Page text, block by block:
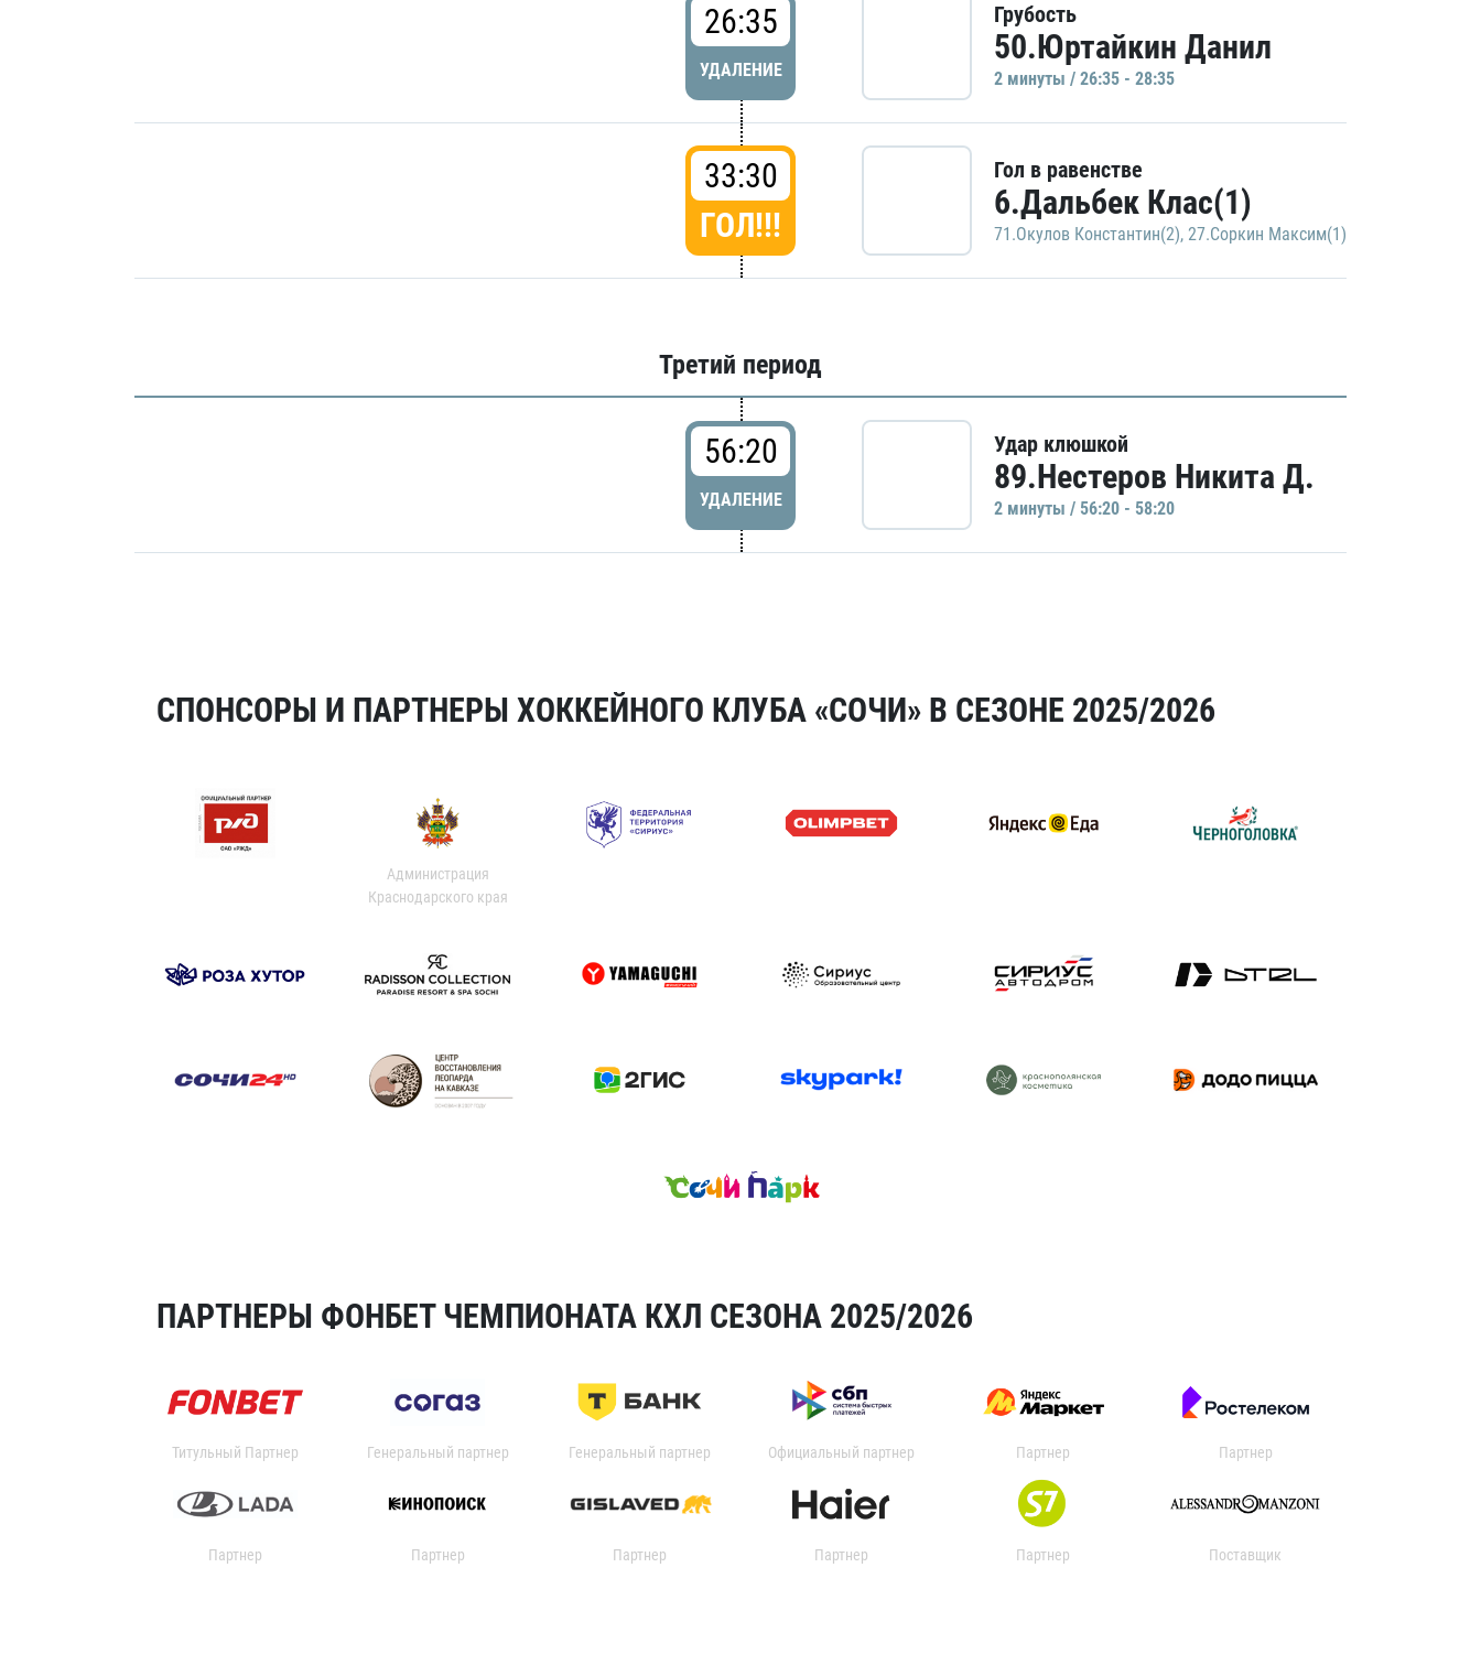
26:35
УДАЛЕНИЕ
Грубость
50.Юртайкин Данил
2 минуты / 26:35 - 28:35
33:30
ГОЛ!!!
Гол в равенстве
6.Дальбек Клас(1)
71.Окулов Константин(2), 27.Соркин Максим(1)
Третий период
56:20
УДАЛЕНИЕ
Удар клюшкой
89.Нестеров Никита Д.
2 минуты / 56:20 - 58:20
СПОНСОРЫ И ПАРТНЕРЫ ХОККЕЙНОГО КЛУБА «СОЧИ» В СЕЗОНЕ 2025/2026
Администрация
Краснодарского края
ПАРТНЕРЫ ФОНБЕТ ЧЕМПИОНАТА КХЛ СЕЗОНА 2025/2026
Титульный Партнер Генеральный партнер Генеральный партнер Официальный партнер Партнер Партнер
Партнер Партнер Партнер Партнер Партнер Поставщик